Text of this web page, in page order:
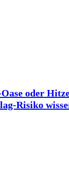
oder
Risiko